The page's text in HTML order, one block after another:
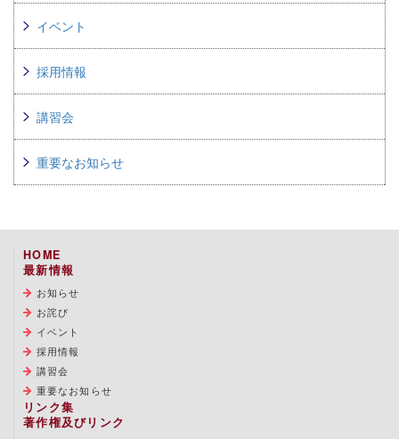
イベント
採用情報
講習会
重要なお知らせ
HOME
最新情報
お知らせ
お詫び
イベント
採用情報
講習会
重要なお知らせ
リンク集
著作権及びリンク